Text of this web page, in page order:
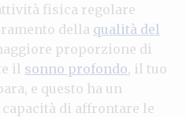
fisica regolare
della qualità del
proporzione di
il sonno profondo, il tuo
e questo ha un
di affrontare le